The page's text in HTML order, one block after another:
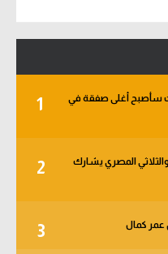
1
سأصبح أغلى صفقة في
2
الجول - الأهلي يبدأ من دور الـ 32.. والثلاثي المصري يشارك
3 عمر كمال